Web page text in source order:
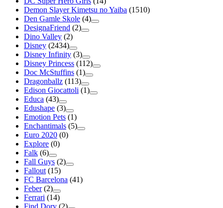
Demon Slayer Kimetsu no Yaiba (1510)
Den Gamle Skole (4)
DesignaFriend (2)
Dino Valley (2)
Disney (2434)
Disney Infinity (3)
Disney Princess (112)
Doc McStuffins (1)
Dragonballz (113)
Edison Giocattoli (1)
Educa (43)
Edushape (3)
Emotion Pets (1)
Enchantimals (5)
Euro 2020 (0)
Explore (0)
Falk (6)
Fall Guys (2)
Fallout (15)
FC Barcelona (41)
Feber (2)
Ferrari (14)
Find Dory (2)